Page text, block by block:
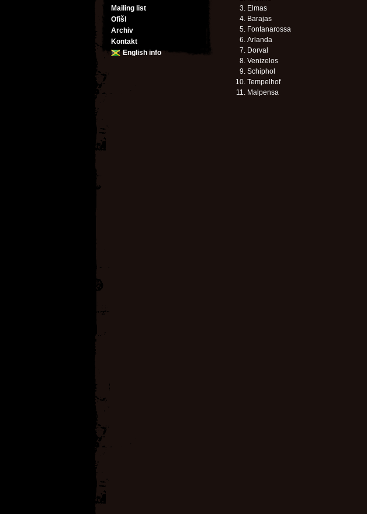
Mailing list
Ofišl
Archiv
Kontakt
English info
Elmas
Barajas
Fontanarossa
Arlanda
Dorval
Venizelos
Schiphol
Tempelhof
Malpensa